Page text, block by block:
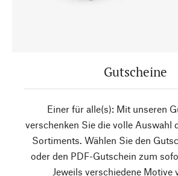
Gutscheine
Einer für alle(s): Mit unseren
verschenken Sie die volle Auswahl
Sortiments. Wählen Sie den
oder den PDF-Gutschein zum
Jeweils verschiedene Motive